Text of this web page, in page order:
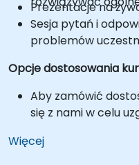
Prezentacje na
Sesja pytań i
problemów
Opcje dostosowania
Aby zamówić
się z nami w celu
Więcej